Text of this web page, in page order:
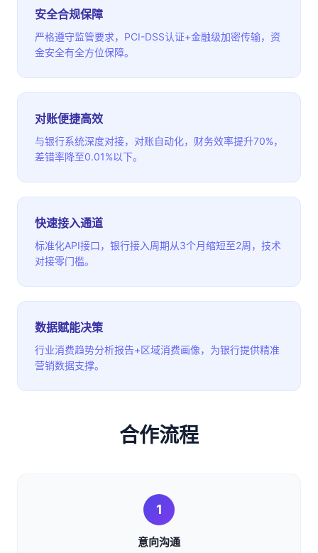
安全合规保障
严格遵守监管要求，PCI-DSS认证+金融级加密传输，资
金安全有全方位保障。
对账便捷高效
与银行系统深度对接，对账自动化，财务效率提升70%，
差错率降至0.01%以下。
快速接入通道
标准化API接口，银行接入周期从3个月缩短至2周，技术
对接零门槛。
数据赋能决策
行业消费趋势分析报告+区域消费画像，为银行提供精准
营销数据支撑。
合作流程
1
意向沟通